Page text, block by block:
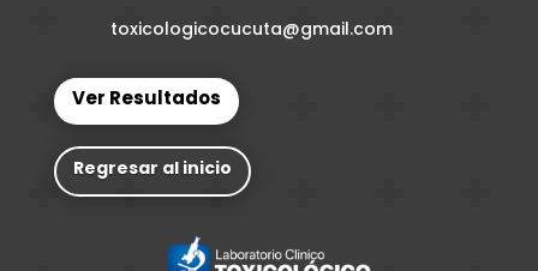
toxicologicocucuta@gmail.com
Ver Resultados
Regresar al inicio